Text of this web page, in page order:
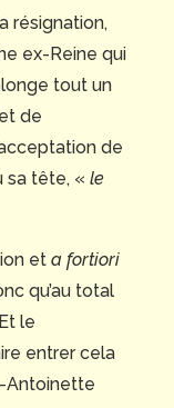
résignation,
ex-Reine qui
tout un
de
de
sa tête, « le
et a fortiori
qu’au total
le
entrer cela
Antoinette